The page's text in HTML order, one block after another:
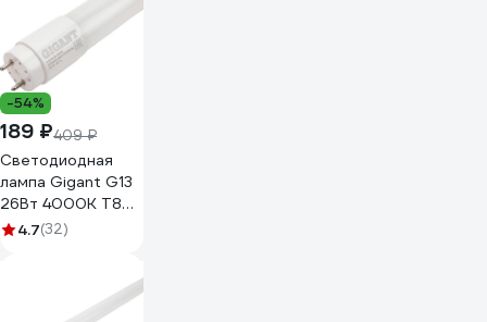
-54%
189 ₽409 ₽
Светодиодная
лампа Gigant G13
26Вт 4000К T8
2000Лм G-G13-
4.7(32)